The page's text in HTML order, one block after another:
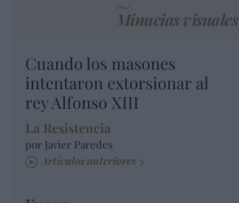
Minucias visuales
Cuando los masones
intentaron extorsionar al
rey Alfonso XIII
La Resistencia
por Javier Paredes
Artículos anteriores